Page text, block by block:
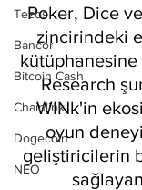
Tezos
Bancor
Bitcoin Cash
Chainlink
Dogecoin
NEO
Poker, Dice
zincirindeki
kütüphanesine
Research
WINk'in
oyun
geliştiricilerin